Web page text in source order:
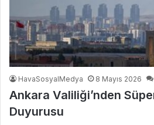
HavaSosyalMedya 8 Mayıs 2026
Ankara Valiliği’nden
Duyurusu